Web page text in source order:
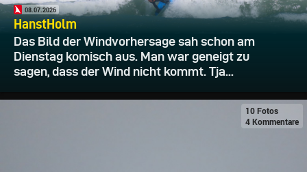
08.07.2026
HanstHolm
Das Bild der Windvorhersage sah schon am
Dienstag komisch aus. Man war geneigt zu
sagen, dass der Wind nicht kommt. Tja...
10 Fotos
4 Kommentare